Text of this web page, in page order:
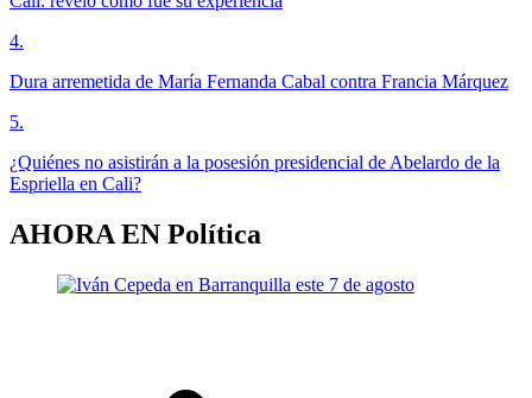
4.
Dura arremetida de María Fernanda Cabal contra Francia Márquez
5.
¿Quiénes no asistirán a la posesión presidencial de Abelardo de la
Espriella en Cali?
AHORA EN Política